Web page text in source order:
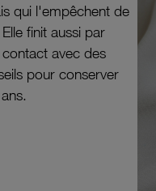
qui l'empêchent de
finit aussi par
avec des
pour conserver